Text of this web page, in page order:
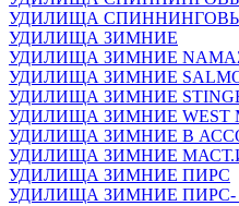
УДИЛИЩА
УДИЛИЩА ЗИМНИЕ
УДИЛИЩА ЗИМНИЕ
УДИЛИЩА ЗИМНИЕ
УДИЛИЩА ЗИМНИЕ
УДИЛИЩА ЗИМНИЕ WEST
УДИЛИЩА ЗИМНИЕ В
УДИЛИЩА ЗИМНИЕ
УДИЛИЩА ЗИМНИЕ ПИРС
УДИЛИЩА ЗИМНИЕ ПИРС-